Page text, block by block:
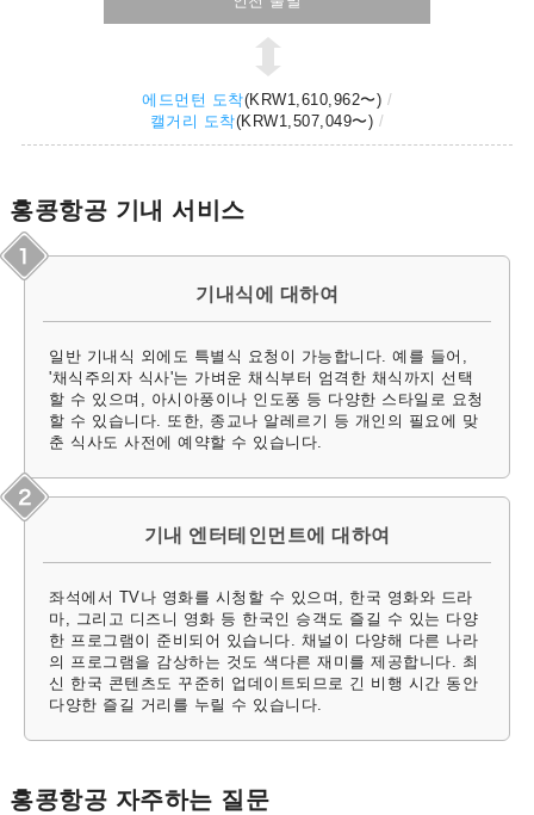
에드먼턴 도착(KRW1,610,962〜)
캘거리 도착(KRW1,507,049〜)
홍콩항공 기내 서비스
기내식에 대하여
일반 기내식 외에도 특별식 요청이 가능합니다. 예를 들어,
'채식주의자 식사'는 가벼운 채식부터 엄격한 채식까지 선택
할 수 있으며, 아시아풍이나 인도풍 등 다양한 스타일로 요청
할 수 있습니다. 또한, 종교나 알레르기 등 개인의 필요에 맞
춘 식사도 사전에 예약할 수 있습니다.
기내 엔터테인먼트에 대하여
좌석에서 TV나 영화를 시청할 수 있으며, 한국 영화와 드라
마, 그리고 디즈니 영화 등 한국인 승객도 즐길 수 있는 다양
한 프로그램이 준비되어 있습니다. 채널이 다양해 다른 나라
의 프로그램을 감상하는 것도 색다른 재미를 제공합니다. 최
신 한국 콘텐츠도 꾸준히 업데이트되므로 긴 비행 시간 동안
다양한 즐길 거리를 누릴 수 있습니다.
홍콩항공 자주하는 질문